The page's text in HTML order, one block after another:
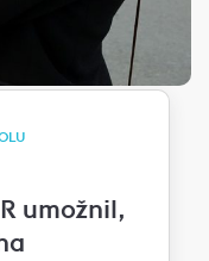
umožnil,